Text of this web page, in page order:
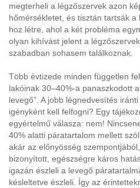
megterheli a légzőszervek azon
hőmérsékletet, és tisztán tartsák
hoz létre, ahol a két probléma
olyan kihívást jelent a
szabadban sohasem találkoznak.
Több évtizede minden független
lakóinak 30–40%-a panaszkodott
levegő”. A jobb légnedvesítés
igényként kell felfogni? Egy
egyértelmű válasza: nem!
40% alatti páratartalom mellett
akár az előnyösség
bizonyított, egészségre káros
igazán észleli a levegő
késleltetve észleli. Így az